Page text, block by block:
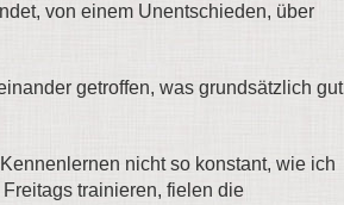
von einem Unentschieden, über
getroffen, was grundsätzlich gut
nicht so konstant, wie ich
trainieren, fielen die